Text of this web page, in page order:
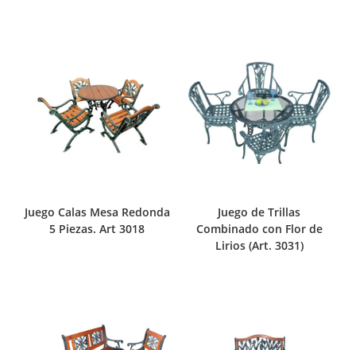
Juego Calas Mesa Redonda
5 Piezas. Art 3018
Juego de Trillas
Combinado con Flor de
Lirios (Art. 3031)